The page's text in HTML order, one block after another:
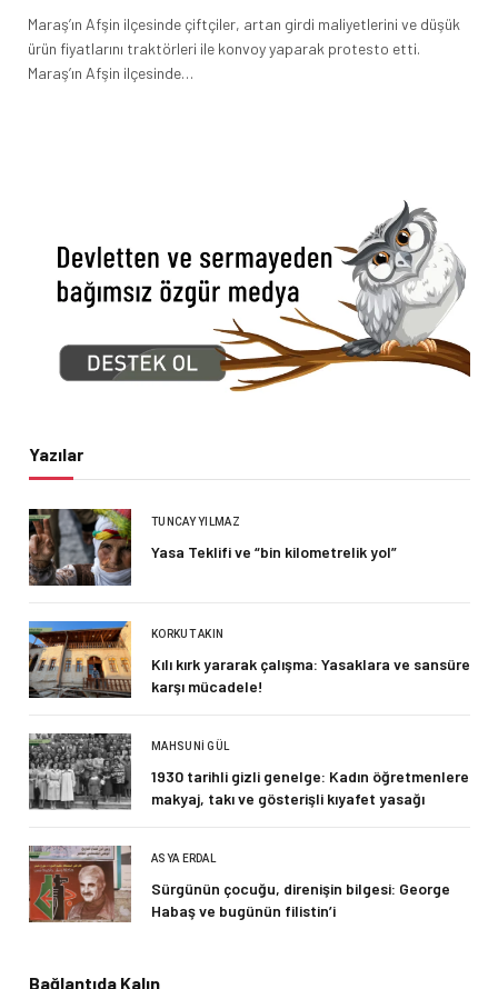
Maraş’ın Afşin ilçesinde çiftçiler, artan girdi maliyetlerini ve düşük
ürün fiyatlarını traktörleri ile konvoy yaparak protesto etti.
Maraş’ın Afşin ilçesinde…
Yazılar
TUNCAY YILMAZ
Yasa Teklifi ve “bin kilometrelik yol”
KORKUT AKIN
Kılı kırk yararak çalışma: Yasaklara ve sansüre
karşı mücadele!
MAHSUNI GÜL
1930 tarihli gizli genelge: Kadın öğretmenlere
makyaj, takı ve gösterişli kıyafet yasağı
ASYA ERDAL
Sürgünün çocuğu, direnişin bilgesi: George
Habaş ve bugünün filistin’i
Bağlantıda Kalın